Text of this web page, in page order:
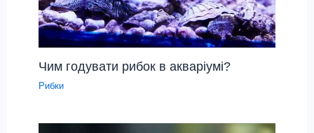
Чим годувати рибок в акваріумі?
Рибки